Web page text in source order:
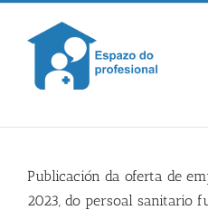
Skip
content
Publicación da oferta de
2023, do persoal sanitario